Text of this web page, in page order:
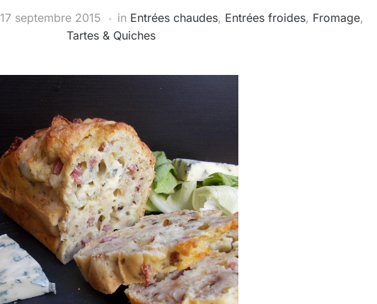
17 septembre 2015 in Entrées chaudes, Entrées froides, Fromage,
Tartes & Quiches